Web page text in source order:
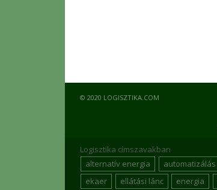
© 2020 LOGISZTIKA.COM
Logisztika címszavakban
alternatív energia
automatizálás
ekaer
ellátási lánc energia